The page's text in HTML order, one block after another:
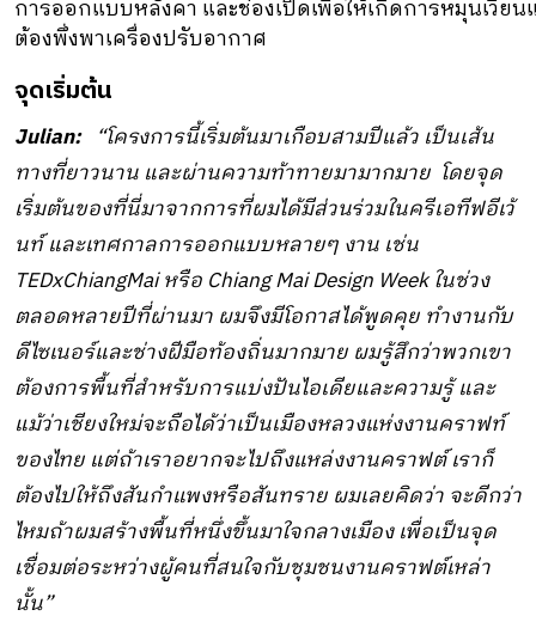
การออกแบบหลังคา และช่องเปิดเพื่อให้เกิดการหมุนเวีย
ต้องพึ่งพาเครื่องปรับอากาศ
จุดเริ่มต้น
Julian: “โครงการนี้เริ่มต้นมาเกือบสามปีแล้ว เป็นเส้น
ทางที่ยาวนาน และผ่านความท้าทายมามากมาย โดยจุด
เริ่มต้นของที่นี่มาจากการที่ผมได้มีส่วนร่วมในครีเอทีฟอีเว้
นท์ และเทศกาลการออกแบบหลายๆ งาน เช่น
TEDxChiangMai หรือ Chiang Mai Design Week ในช่วง
ตลอดหลายปีที่ผ่านมา ผมจึงมีโอกาสได้พูดคุย ทำงานกับ
ดีไซเนอร์และช่างฝีมือท้องถิ่นมากมาย ผมรู้สึกว่าพวกเขา
ต้องการพื้นที่สำหรับการแบ่งปันไอเดียและความรู้ และ
แม้ว่าเชียงใหม่จะถือได้ว่าเป็นเมืองหลวงแห่งงานคราฟท์
ของไทย แต่ถ้าเราอยากจะไปถึงแหล่งงานคราฟต์ เราก็
ต้องไปให้ถึงสันกำแพงหรือสันทราย ผมเลยคิดว่า จะดีกว่า
ไหมถ้าผมสร้างพื้นที่หนึ่งขึ้นมาใจกลางเมือง เพื่อเป็นจุด
เชื่อมต่อระหว่างผู้คนที่สนใจกับชุมชนงานคราฟต์เหล่า
นั้น”